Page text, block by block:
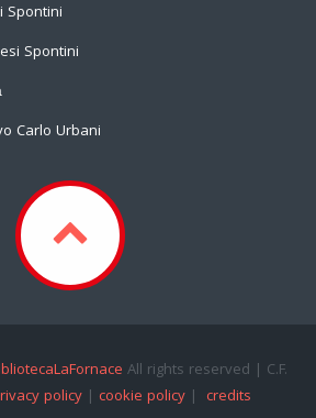
Spontini
Spontini
Carlo Urbani
All rights reserved | C.F.
policy| cookie policy| credits